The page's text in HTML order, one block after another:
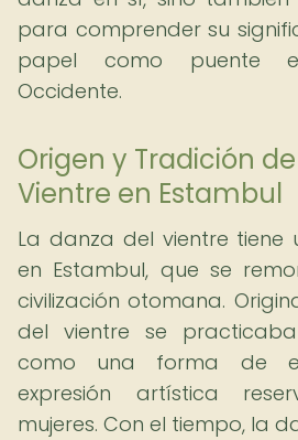
para comprender su
papel como puente
Occidente.
Origen y Tradición
Vientre en Estambul
La danza del vientre tiene
en Estambul, que se
civilización otomana.
del vientre se
como una forma de
expresión artística
mujeres. Con el tiempo, la